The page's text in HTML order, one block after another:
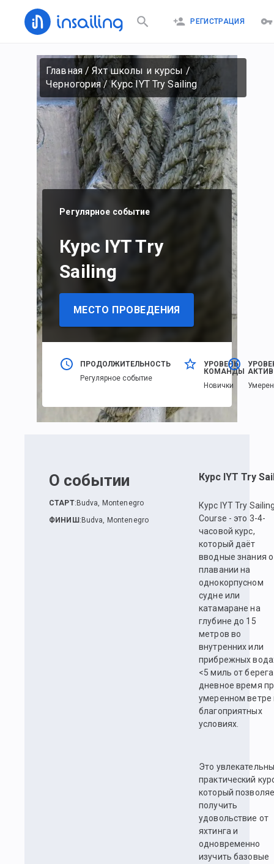
РЕГИСТРАЦИЯ
Главная/Яхт школы и курсы /
Черногория/Курс IYT Try Sailing
Регулярное событие
Курс IYT Try
Sailing
МЕСТО ПРОВЕДЕНИЯ
ПРОДОЛЖИТЕЛЬНОСТЬ
Регулярное событие
УРОВЕНЬ
КОМАНДЫ
Новички
О событии
СТАРТ: Budva, Montenegro
ФИНИШ : Budva, Montenegro
Курс IYT Try
Курс IYT Try
Course - это 3-4-
часовой курс,
который даёт
вводные знания о
плавании на
однокорпусном
судне или
катамаране на
глубине до 15
метров во
внутренних или
прибрежных
<5 миль от
дневное время
умеренном ветре
благоприятных
условиях.
Это
практический
который
получить
удовольствие от
яхтинга и
одновременно
изучить базовые